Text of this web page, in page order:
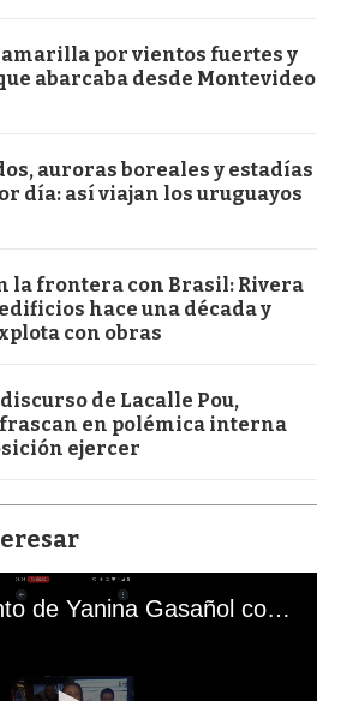
amarilla por vientos fuertes y
abarcaba desde Montevideo
auroras boreales y estadías
día: así viajan los uruguayos
la frontera con Brasil: Rivera
hace una década y
con obras
de Lacalle Pou,
en polémica interna
ejercer
El mal momento de Yanina Gasañol con un hincha argentino en "Subrayado"